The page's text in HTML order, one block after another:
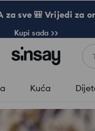
za sve 🎒 Vrijedi za
Kupi sada >>
Kuća